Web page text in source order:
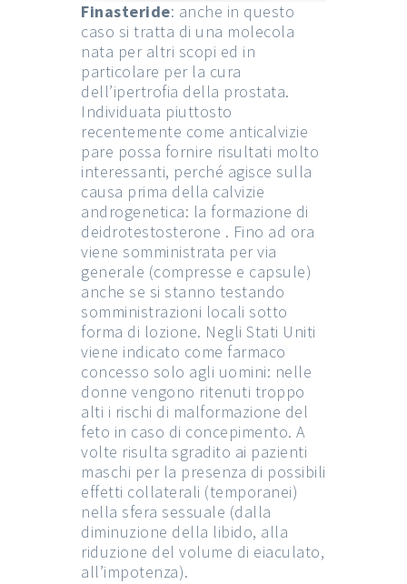
Finasteride: anche in questo
caso si tratta di una molecola
nata per altri scopi ed in
particolare per la cura
dell’ipertrofia della prostata.
Individuata piuttosto
recentemente come anticalvizie
pare possa fornire risultati molto
interessanti, perché agisce sulla
causa prima della calvizie
androgenetica: la formazione di
deidrotestosterone . Fino ad ora
viene somministrata per via
generale (compresse e capsule)
anche se si stanno testando
somministrazioni locali sotto
forma di lozione. Negli Stati Uniti
viene indicato come farmaco
concesso solo agli uomini: nelle
donne vengono ritenuti troppo
alti i rischi di malformazione del
feto in caso di concepimento. A
volte risulta sgradito ai pazienti
maschi per la presenza di possibili
effetti collaterali (temporanei)
nella sfera sessuale (dalla
diminuzione della libido, alla
riduzione del volume di eiaculato,
all’impotenza).